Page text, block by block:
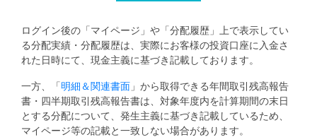
ン
デ
ン
グ
ログイン後の「マイページ」や「分配履歴」上で表示してい
る分配実績・分配履歴は、実際にお客様の投資口座に入金さ
れた日時にて、現金主義に基づき記載しております。
一方、「明細＆関連書面 」から取得できる年間取引残高報告
書・四半期取引残高報告書は、対象年度内を計算期間の末日
とする分配について、発生主義に基づき記載しているため、
マイページ等の記載と一致しない場合があります。